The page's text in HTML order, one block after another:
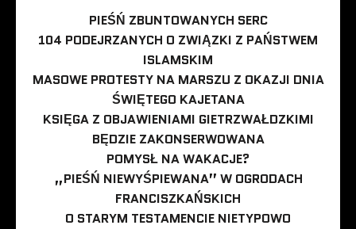
PIEŚŃ ZBUNTOWANYCH SERC
104 PODEJRZANYCH O ZWIĄZKI Z PAŃSTWEM
ISLAMSKIM
MASOWE PROTESTY NA MARSZU Z OKAZJI DNIA
ŚWIĘTEGO KAJETANA
KSIĘGA Z OBJAWIENIAMI GIETRZWAŁDZKIMI
BĘDZIE ZAKONSERWOWANA
POMYSŁ NA WAKACJE?
„PIEŚŃ NIEWYŚPIEWANA” W OGRODACH
FRANCISZKAŃSKICH
O STARYM TESTAMENCIE NIETYPOWO